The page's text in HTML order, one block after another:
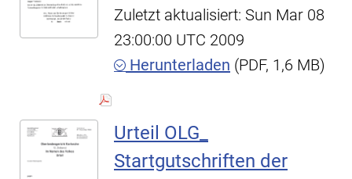
Zuletzt aktualisiert: Sun Mar 08
23:00:00 UTC 2009
Herunterladen (PDF, 1,6 MB)
Urteil OLG_
Startgutschriften der